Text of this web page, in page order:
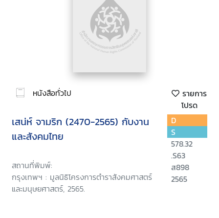
หนังสือทั่วไป
รายการ
โปรด
เสน่ห์ จามริก (2470-2565) กับงาน
และสังคมไทย
สถานที่พิมพ์:
กรุงเทพฯ : มูลนิธิโครงการตำราสังคมศาสตร์
และมนุษยศาสตร์, 2565.
D
S
578.32
.S63
ส898
2565